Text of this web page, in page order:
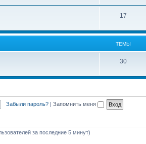
17
ТЕМЫ
30
Забыли пароль? | Запомнить меня
за последние 5 минут)